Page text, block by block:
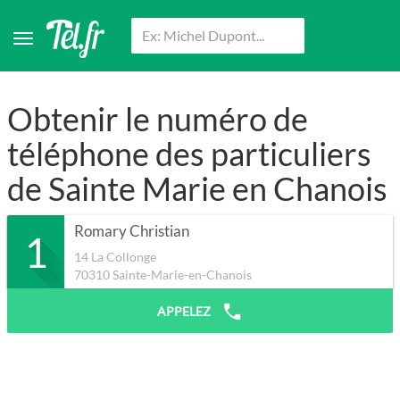
Obtenir le numéro de
téléphone des particuliers
de Sainte Marie en Chanois
1 Romary Christian
14 La Collonge
70310Sainte-Marie-en-Chanois
APPELEZ